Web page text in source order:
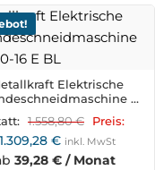
Elektrische
GS
1.558,80€ Preis:
1.309,28 € inkl. MwSt
39,28 € / Monat